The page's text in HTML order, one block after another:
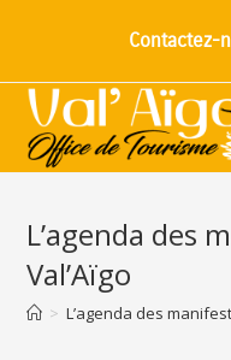
Contactez-
L’agenda des
Val’Aïgo
> L’agenda des